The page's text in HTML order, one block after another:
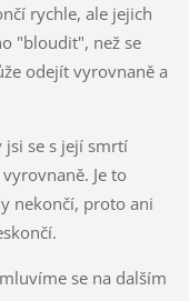
rychle, ale jejich
"bloudit", než se
odejít vyrovnaně a
jsi se s její smrtí
Je to
nekončí, proto ani
se na dalším